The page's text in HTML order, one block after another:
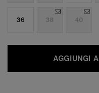
36 38 40
AGGIUNGI